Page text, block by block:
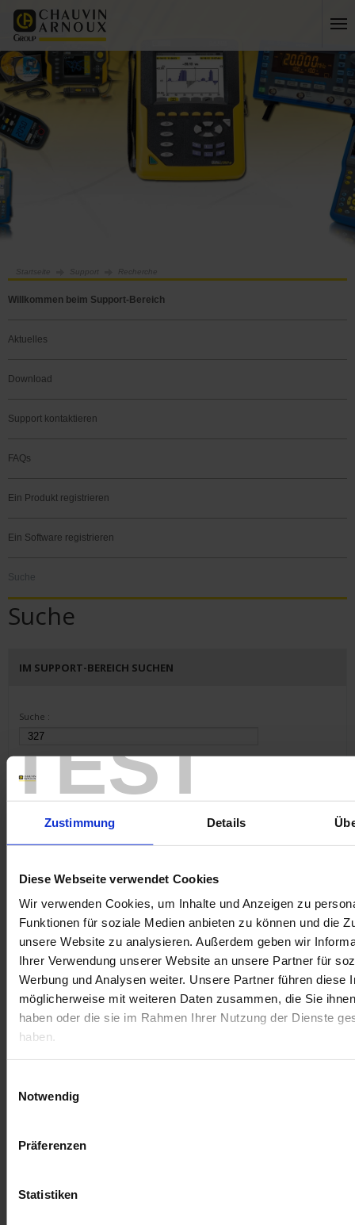
TEST
Zustimmung Details
Diese Webseite verwendet Cookies
Wir verwenden Cookies, um Inhalte und Anzeigen zu
Funktionen für soziale Medien anbieten zu können und die
unsere Website zu analysieren. Außerdem geben wir
Ihrer Verwendung unserer Website an unsere Partner für
Werbung und Analysen weiter. Unsere Partner führen diese
möglicherweise mit weiteren Daten zusammen, die Sie
haben oder die sie im Rahmen Ihrer Nutzung der Dienste
haben.
Notwendig
Präferenzen
Statistiken
Startseite Support Recherche
Willkommen beim Support-Bereich
Aktuelles
Download
Support kontaktieren
FAQs
Ein Produkt registrieren
Ein Software registrieren
Suche
Suche
IM SUPPORT-BEREICH SUCHEN
Suche :
Schlüsselwörter :
1 Ergebnis(se) :
METRIX ScopeNet
Herunterladen
ScopeNet lets you, from your tablet or Android phone :
- View waveforms live
- Perform measurements and analyses
- Take screenshots of the...